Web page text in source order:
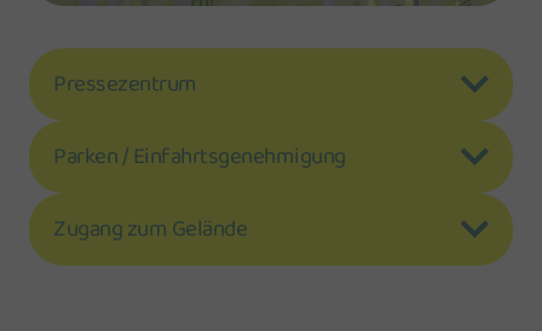
Pressezentrum
Parken / Einfahrtsgenehmigung
Zugang zum Gelände